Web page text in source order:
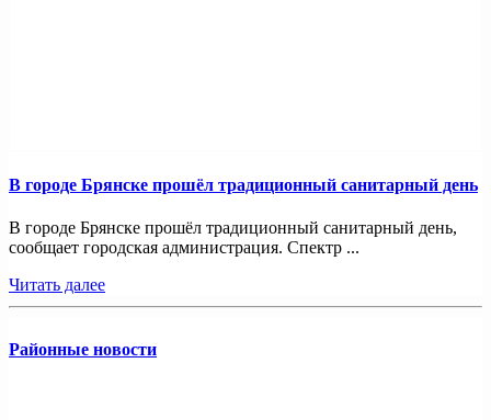
В городе Брянске прошёл традиционный санитарный день
В городе Брянске прошёл традиционный санитарный день,
сообщает городская администрация. Спектр ...
Читать далее
Районные новости